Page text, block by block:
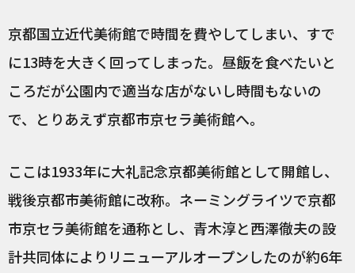
京都国立近代美術館で時間を費やしてしまい、すで
に13時を大きく回ってしまった。昼飯を食べたいと
ころだが公園内で適当な店がないし時間もないの
で、とりあえず京都市京セラ美術館へ。
ここは1933年に大礼記念京都美術館として開館し、
戦後京都市美術館に改称。ネーミングライツで京都
市京セラ美術館を通称とし、青木淳と西澤徹夫の設
計共同体によりリニューアルオープンしたのが約6年